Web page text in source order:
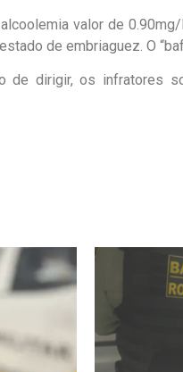
valor de
de embriaguez. O
dirigir, os infratores